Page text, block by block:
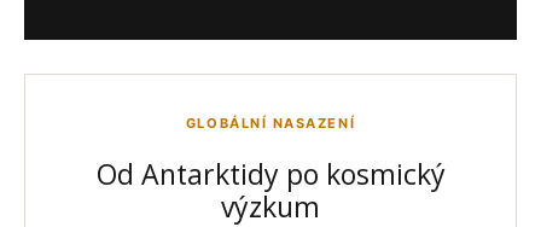
GLOBÁLNÍ NASAZENÍ
Od Antarktidy po kosmický
výzkum